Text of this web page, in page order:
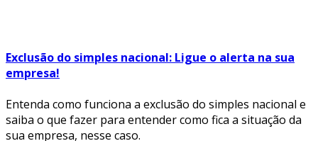
Exclusão do simples nacional: Ligue o alerta na sua
empresa!
Entenda como funciona a exclusão do simples nacional e
saiba o que fazer para entender como fica a situação da
sua empresa, nesse caso.